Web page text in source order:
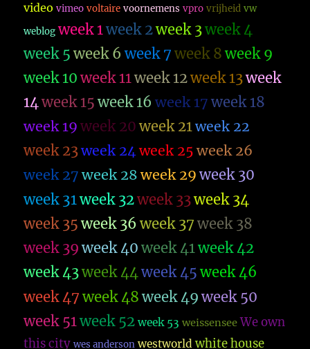
video vimeo voltaire voornemens vpro vrijheid vw
weblog week 1week 2week 3week 4
week 5 week 6 week 7 week 8 week 9
week 10 week 11week 12week 13week
14week 15 week 16 week 17 week 18
week 19 week 20 week 21week 22
week 23week 24week 25 week 26
week 27 week 28 week 29 week 30
week 31week 32week 33week 34
week 35 week 36 week 37 week 38
week 39 week 40 week 41week 42
week 43week 44week 45 week 46
week 47 week 48 week 49 week 50
week 51week 52 week 53 weissensee We own
this city wes anderson westworld white house